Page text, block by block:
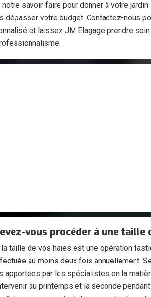
savoir-faire pour donner à votre jardin
dépasser votre budget. Contactez-nous
et laissez JM Elagage prendre
vous procéder à une taille
la taille de vos haies est une opération
au moins deux fois annuellement.
apportées par les spécialistes en la
au printemps et la seconde pendant